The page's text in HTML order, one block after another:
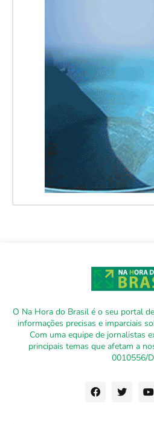
O Na Hora do Brasil é o seu portal
informações precisas e imparciais
Com uma equipe de jornalistas
principais temas que afetam a
0010556/